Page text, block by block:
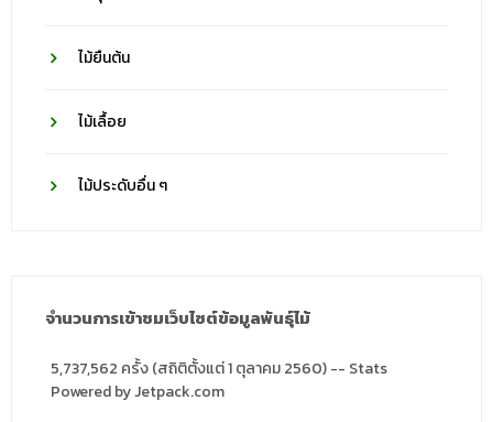
ไม้ยืนต้น
ไม้เลื้อย
ไม้ประดับอื่น ๆ
จำนวนการเข้าชมเว็บไซต์ข้อมูลพันธุ์ไม้
5,737,562 ครั้ง (สถิติตั้งแต่ 1 ตุลาคม 2560) -- Stats
Powered by Jetpack.com